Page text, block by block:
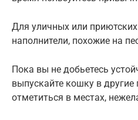
Для уличных или
наполнители, похожие на
Пока вы не добьетесь
выпускайте кошку в
отметиться в местах,